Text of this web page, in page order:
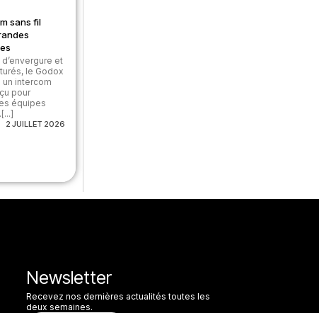
sans fil
et
le Godox
un intercom
pour
équipes
2 JUILLET 2026
Newsletter
Recevez nos dernières actualités toutes les
deux semaines.